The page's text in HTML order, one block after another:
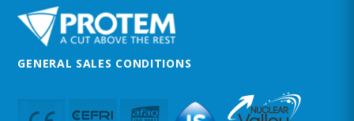
GENERAL SALES CONDITIONS